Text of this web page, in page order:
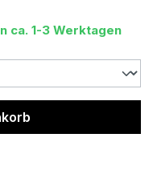
ca. 1-3 Werktagen
Wert